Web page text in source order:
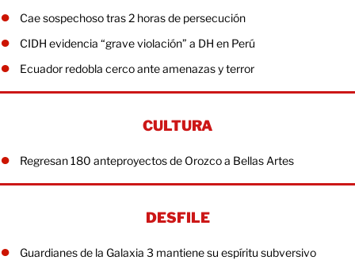
Cae sospechoso tras 2 horas de persecución
CIDH evidencia “grave violación” a DH en Perú
Ecuador redobla cerco ante amenazas y terror
CULTURA
Regresan 180 anteproyectos de Orozco a Bellas Artes
DESFILE
Guardianes de la Galaxia 3 mantiene su espíritu subversivo